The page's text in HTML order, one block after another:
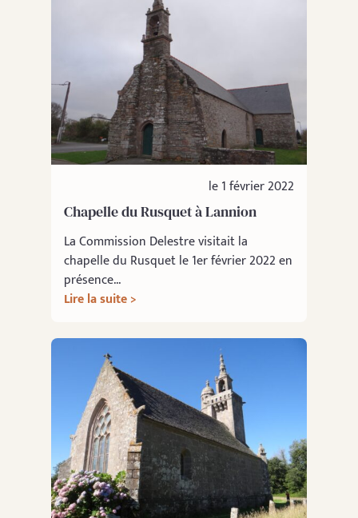
le 1 février 2022
Chapelle du Rusquet à Lannion
La Commission Delestre visitait la
chapelle du Rusquet le 1er février 2022 en
présence...
Lire la suite >